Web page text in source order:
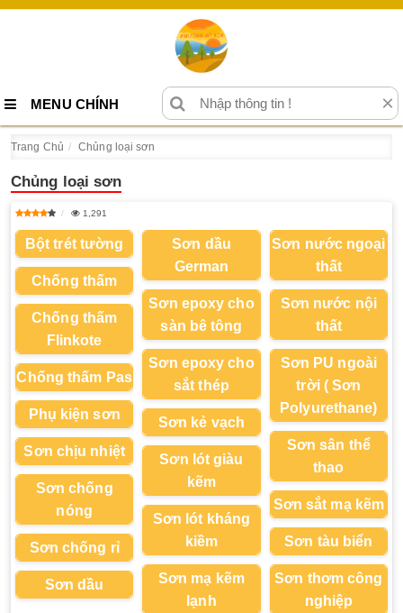
MENU CHÍNH ×
Trang Chủ Chủng loại sơn
Chủng loại sơn
1,291
Bột trét tường
Chống thấm
Chống thấm
Flinkote
Chống thấm Pas
Phụ kiện sơn
Sơn chịu nhiệt
Sơn chống
nóng
Sơn chống rỉ
Sơn dầu
Sơn dầu
German
Sơn epoxy cho
sàn bê tông
Sơn epoxy cho
sắt thép
Sơn kẻ vạch
Sơn lót giàu
kẽm
Sơn lót kháng
kiềm
Sơn mạ kẽm
lạnh
Sơn nước ngoại
thất
Sơn nước nội
thất
Sơn PU ngoài
trời ( Sơn
Polyurethane)
Sơn sân thể
thao
Sơn sắt mạ kẽm
Sơn tàu biển
Sơn thơm công
nghiệp